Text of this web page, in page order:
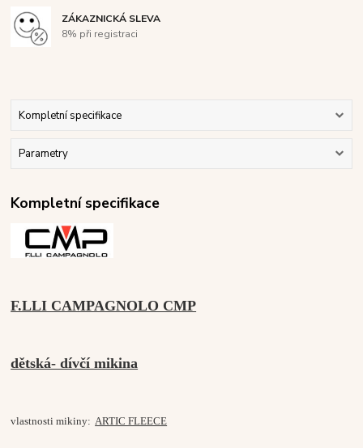
ZÁKAZNICKÁ SLEVA
8% při registraci
Kompletní specifikace
Parametry
Kompletní specifikace
F.LLI CAMPAGNOLO CMP
dětská- dívčí mikina
vlastnosti mikiny:ARTIC FLEECE